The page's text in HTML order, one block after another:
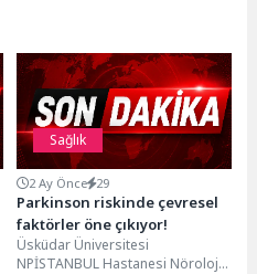
Sağlık
2 Ay Önce 29
Parkinson riskinde çevresel
faktörler öne çıkıyor!
Üsküdar Üniversitesi
NPİSTANBUL Hastanesi Nöroloji